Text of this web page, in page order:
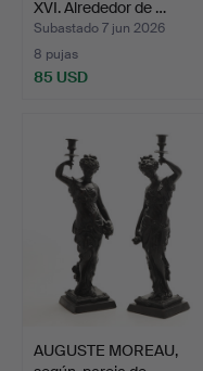
XVI. Alrededor de …
Subastado 7 jun 2026
8 pujas
85 USD
AUGUSTE MOREAU,